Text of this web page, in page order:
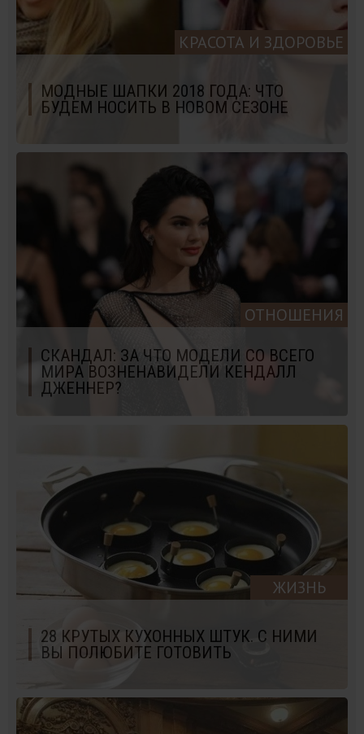
КРАСОТА И ЗДОРОВЬЕ
МОДНЫЕ ШАПКИ 2018 ГОДА: ЧТО
БУДЕМ НОСИТЬ В НОВОМ СЕЗОНЕ
ОТНОШЕНИЯ
СКАНДАЛ: ЗА ЧТО МОДЕЛИ СО ВСЕГО
МИРА ВОЗНЕНАВИДЕЛИ КЕНДАЛЛ
ДЖЕННЕР?
ЖИЗНЬ
28 КРУТЫХ КУХОННЫХ ШТУК. С НИМИ
ВЫ ПОЛЮБИТЕ ГОТОВИТЬ